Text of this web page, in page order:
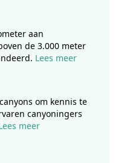
aan
de 3.000 meter
Lees meer
om kennis te
canyoningers
meer